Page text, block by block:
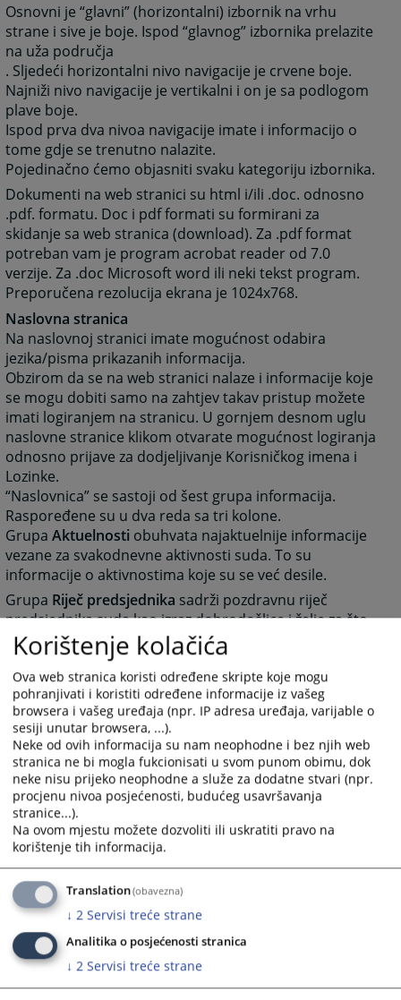
Osnovni je “glavni” (horizontalni) izbornik na vrhu
strane i sive je boje. Ispod “glavnog” izbornika prelazite
na uža područja
. Sljedeći horizontalni nivo navigacije je crvene boje.
Najniži nivo navigacije je vertikalni i on je sa podlogom
plave boje.
Ispod prva dva nivoa navigacije imate i informacijo o
tome gdje se trenutno nalazite.
Pojedinačno ćemo objasniti svaku kategoriju izbornika.
Dokumenti na web stranici su html i/ili .doc. odnosno
.pdf. formatu. Doc i pdf formati su formirani za
skidanje sa web stranica (download). Za .pdf format
potreban vam je program acrobat reader od 7.0
verzije. Za .doc Microsoft word ili neki tekst program.
Preporučena rezolucija ekrana je 1024x768.
Naslovna stranica
Na naslovnoj stranici imate mogućnost odabira
jezika/pisma prikazanih informacija.
Obzirom da se na web stranici nalaze i informacije koje
se mogu dobiti samo na zahtjev takav pristup možete
imati logiranjem na stranicu. U gornjem desnom uglu
naslovne stranice klikom otvarate mogućnost logiranja
odnosno prijave za dodjeljivanje Korisničkog imena i
Lozinke.
“Naslovnica” se sastoji od šest grupa informacija.
Raspoređene su u dva reda sa tri kolone.
GrupaAktuelnosti obuhvata najaktuelnije informacije
vezane za svakodnevne aktivnosti suda. To su
informacije o aktivnostima koje su se već desile.
Grupa Riječ predsjednika sadrži pozdravnu riječ
predsjednika suda kao izraz dobrodošlice i želje za što
boljom međusobnom komunikacijom.
Grupa Najava događajapredstavlja najavu budućih
događanja važnih za sud sa datumom događanja.
GrupaČesto postavljana pitanjaprikazuje pitanja i
odgovore koji su najčešće postavljana sudu, a vezana
su za rad suda ili druge aktivnosti vezane za sam sud.
GrupaRaspored suđenjaprikazuje detaljne informacije
o suđenjima u sudu za određeni vremenski period.
GrupaVijesti iz pravosuđa obuhvata informacije koje
su vezane za pravosuđe BiH u cjelini.
Unutar svih grupa starije novosti i informacije osim
onih koje su na naslovnici nisu izbrisane. Klikom na
riječ “više” prebaciće vas u arhivu aktuelnosti ili drugih
informacija.
Rad suda
Klikom na Rad suda otvoriće vam se web stranica sa
svim novostima (arhivom) koje su vezane za rad suda.
Klikom na neku od kategorija možete dobiti
Korištenje kolačića
Ova web stranica koristi određene skripte koje mogu
pohranjivati i koristiti određene informacije iz vašeg
browsera i vašeg uređaja (npr. IP adresa uređaja, varijable o
sesiji unutar browsera, ...).
Neke od ovih informacija su nam neophodne i bez njih web
stranica ne bi mogla fukcionisati u svom punom obimu, dok
neke nisu prijeko neophodne a služe za dodatne stvari (npr.
procjenu nivoa posjećenosti, budućeg usavršavanja
stranice...).
Na ovom mjestu možete dozvoliti ili uskratiti pravo na
korištenje tih informacija.
Translation(obavezna)
↓ 2 Servisi treće strane
Analitika o posjećenosti stranica
↓ 2 Servisi treće strane